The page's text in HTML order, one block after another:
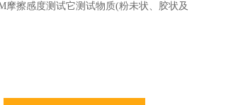
摩擦感度测试它测试物质(粉未状、胶状及
物质是否过于危险而不能按测试时的状态